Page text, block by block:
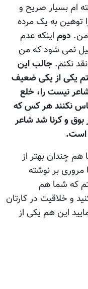
ام بسيار صريح و
توهين به يک مرده
دوم اينکه عدم
نمی شود که من
نکنم. جالب اين
يکی از يکی ضعيف
نيست را، خلع
نکنند هر کس که
بوق و کرنا شد شاعر
است.
چندان بهتر از
بر نوشته
که شما هم
و خلاقيت در کارتان
اين هم يکی از